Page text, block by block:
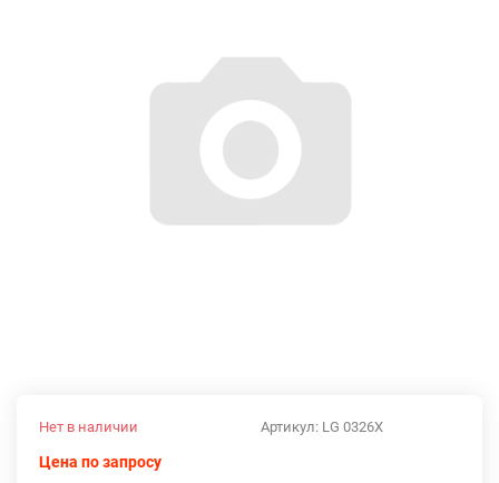
Артикул: LG 0326X
Нет в наличии
Цена по запросу